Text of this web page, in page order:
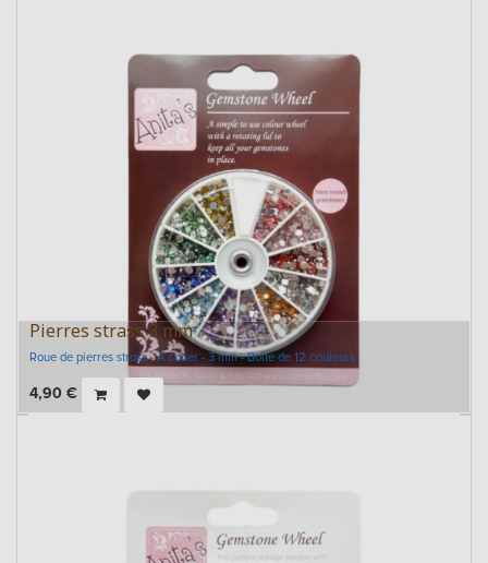
Pierres strass 3 mm
Roue de pierres strass - A coller - 3 mm - Boîte de 12 couleurs
4,90 €